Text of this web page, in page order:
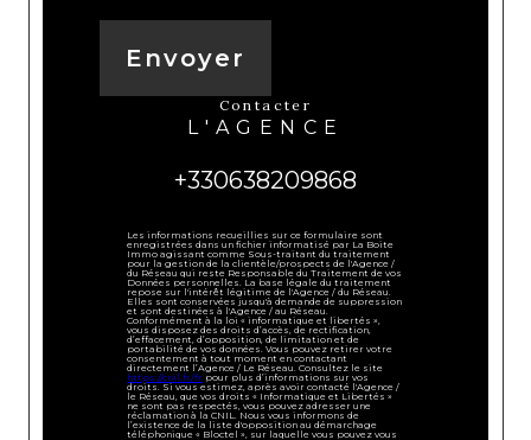
Envoyer
contacter
L'AGENCE
+330638209868
Les informations recueillies sur ce formulaire sont
enregistrées dans un fichier informatisé par La Boite
Immo agissant comme Sous-traitant du traitement
pour la gestion de la clientèle/prospects de l'Agence /
du Réseau qui reste Responsable du Traitement de vos
Données personnelles. La base légale du traitement
repose sur l'intérêt légitime de l'Agence / du Réseau.
Elles sont conservées jusqu'à demande de suppression
et sont destinées à l'Agence / au Réseau.
Conformément à la loi « informatique et libertés »,
vous disposez des droits d’accès, de rectification,
d’effacement, d’opposition, de limitation et de
portabilité de vos données. Vous pouvez retirer votre
consentement à tout moment en contactant
directement l’Agence / Le Réseau. Consultez le site
https://cnil.fr/fr pour plus d’informations sur vos
droits. Si vous estimez, après avoir contacté l'Agence /
le Réseau, que vos droits « Informatique et Libertés »
ne sont pas respectés, vous pouvez adresser une
réclamation à la CNIL. Nous vous informons de
l’existence de la liste d'opposition au démarchage
téléphonique « Bloctel », sur laquelle vous pouvez vous